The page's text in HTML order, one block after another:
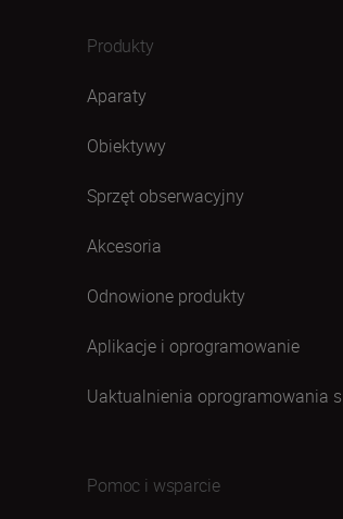
Produkty
Aparaty
Obiektywy
Sprzęt obserwacyjny
Akcesoria
Odnowione produkty
Aplikacje i oprogramowanie
Uaktualnienia oprogramowania
Pomoc i wsparcie